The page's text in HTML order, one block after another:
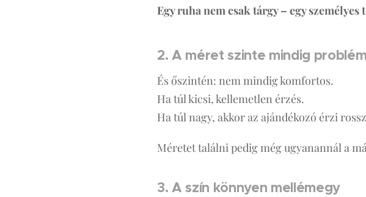
Egy ruha nem csak tárgy – egy
2. A méret szinte mindig
És őszintén: nem mindig komfortos.
Ha túl kicsi, kellemetlen érzés.
Ha túl nagy, akkor az ajándékozó érzi
Méretet találni pedig még ugyanannál a
3. A szín könnyen mellémegy